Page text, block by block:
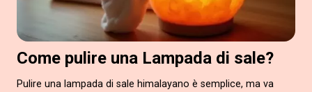
Come pulire una Lampada di sale?
Pulire una lampada di sale himalayano è semplice, ma va